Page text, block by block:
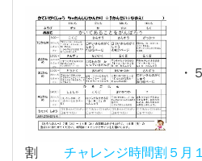
・
割 チャレンジ時間割５月